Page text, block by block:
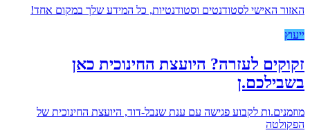
האזור האישי לסטודנטים וסטודנטיות, כל המידע שלך במקום אחד!
ייעוץ
זקוקים לעזרה? היועצת החינוכית כאן
בשבילכם.ן
מוזמנים.ות לקבוע פגישה עם ענת שנבל-דוד, היועצת החינוכית של
הפקולטה